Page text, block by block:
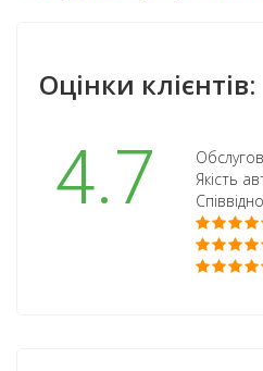
Оцінки клієнтів:
4.7
Якість